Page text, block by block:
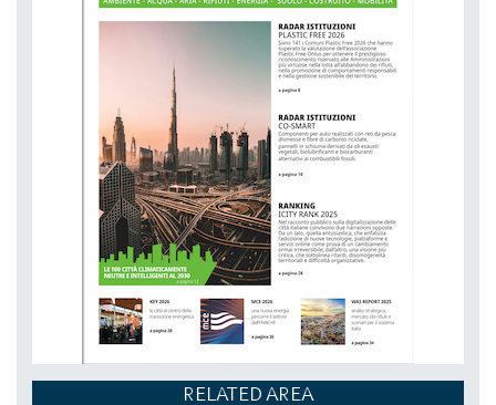
RELATED AREA